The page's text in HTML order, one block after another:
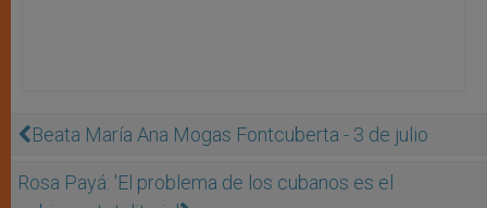
Beata María Ana Mogas Fontcuberta - 3 de julio
Rosa Payá: 'El problema de los cubanos es el